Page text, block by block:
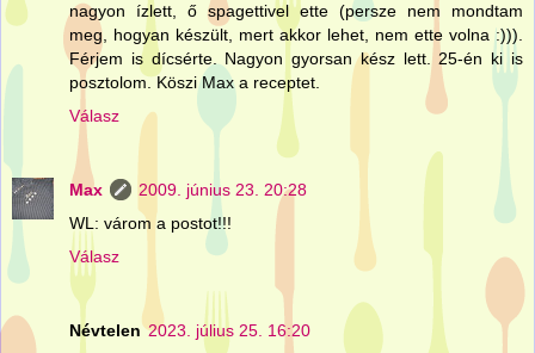
nagyon ízlett, ő spagettivel ette (persze nem mondtam
meg, hogyan készült, mert akkor lehet, nem ette volna :))).
Férjem is dícsérte. Nagyon gyorsan kész lett. 25-én ki is
posztolom. Köszi Max a receptet.
Válasz
Max
2009. június 23. 20:28
WL: várom a postot!!!
Válasz
Névtelen 2023. július 25. 16:20